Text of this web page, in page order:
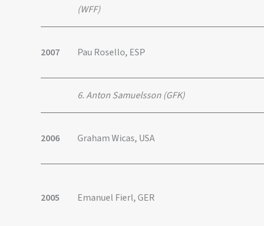
(WFF)
2007 Pau Rosello, ESP
6. Anton Samuelsson (GFK)
2006 Graham Wicas, USA
2005 Emanuel Fierl, GER